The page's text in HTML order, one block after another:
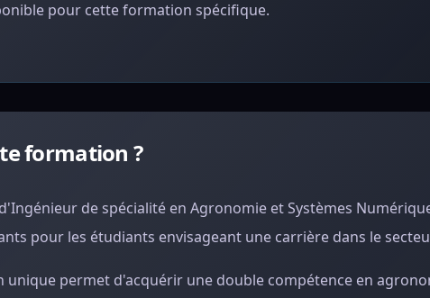
pour cette formation spécifique.
formation ?
de spécialité en Agronomie et Systèmes
pour les étudiants envisageant une carrière dans le
permet d'acquérir une double compétence en